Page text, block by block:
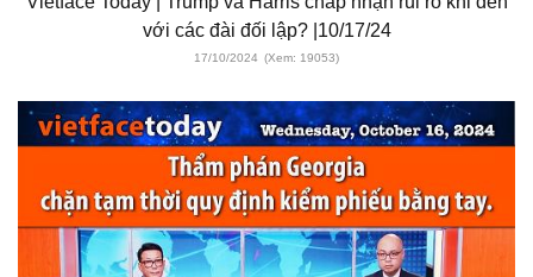
với các đài đối lập? |10/17/24
17/10/2024 (Xem: 19053)